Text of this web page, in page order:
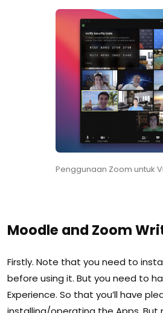
Penggunaan Zoom untuk
Moodle and Zoom
Firstly. Note that you need to
before using it. But you need to
Experience. So that you’ll have